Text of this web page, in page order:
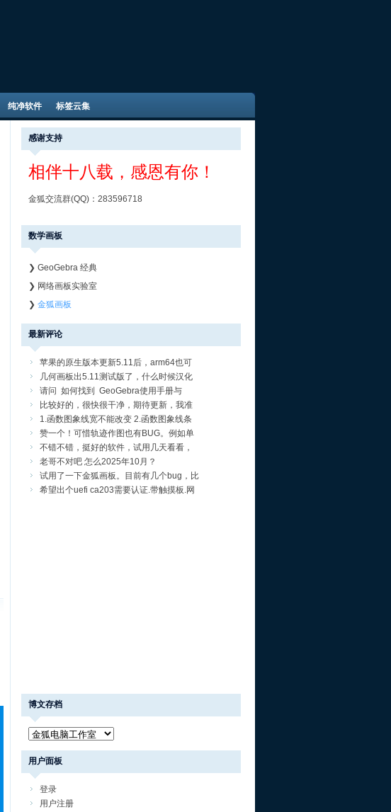
纯净软件 标签云集
感谢支持
相伴十八载，感恩有你！
金狐交流群(QQ)：283596718
数学画板
❯ GeoGebra 经典
❯ 网络画板实验室
❯ 金狐画板
最新评论
苹果的原生版本更新5.11后，arm64也可
以运行几何画板了，希望能汉...
几何画板出5.11测试版了，什么时候汉化
以下。
请问 如何找到 GeoGebra使用手册与
GeoGebra指令汇编...
比较好的，很快很干净，期待更新，我准
备在我的抖音视频上出一期，希望老师...
1.函数图象线宽不能改变 2.函数图象线条
的颜色不能改变
赞一个！可惜轨迹作图也有BUG。例如单
圆法作出的椭圆，不满足Pasca...
不错不错，挺好的软件，试用几天看看，
今天想找个球体内接正三棱锥，偶尔看...
老哥不对吧 怎么2025年10月？
试用了一下金狐画板。目前有几个bug，比
较严重: 1.不能用alt键...
希望出个uefi ca203需要认证.带触摸板.网
博文存档
用户面板
登录
用户注册